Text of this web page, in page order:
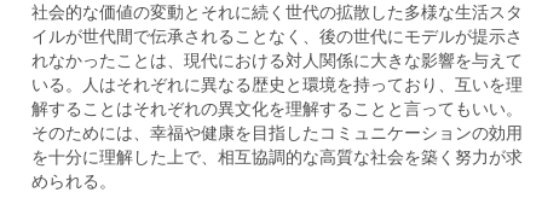
社会的な価値の変動とそれに続く世代の拡散した多様な生活スタ
イルが世代間で伝承されることなく、後の世代にモデルが提示さ
れなかったことは、現代における対人関係に大きな影響を与えて
いる。人はそれぞれに異なる歴史と環境を持っており、互いを理
解することはそれぞれの異文化を理解することと言ってもいい。
そのためには、幸福や健康を目指したコミュニケーションの効用
を十分に理解した上で、相互協調的な高質な社会を築く努力が求
められる。